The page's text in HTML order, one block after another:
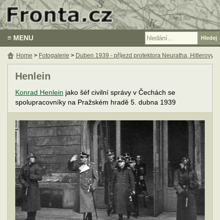
≡ MENU
Henlein
Konrad Henlein jako šéf civilní správy v Čechách se
spolupracovníky na Pražském hradě 5. dubna 1939
Home > Fotogalerie > Duben 1939 - příjezd protektora Neuratha, Hitlerovy